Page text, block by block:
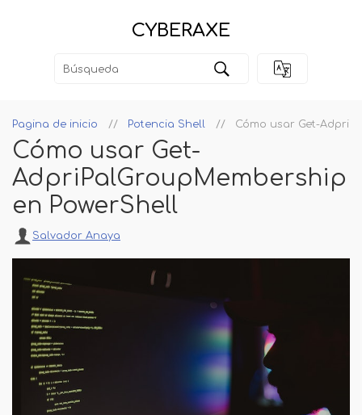
CYBERAXE
Pagina de inicio Potencia Shell Cómo usar Get-
Cómo usar Get-
AdpriPalGroupMembership
en PowerShell
Salvador Anaya